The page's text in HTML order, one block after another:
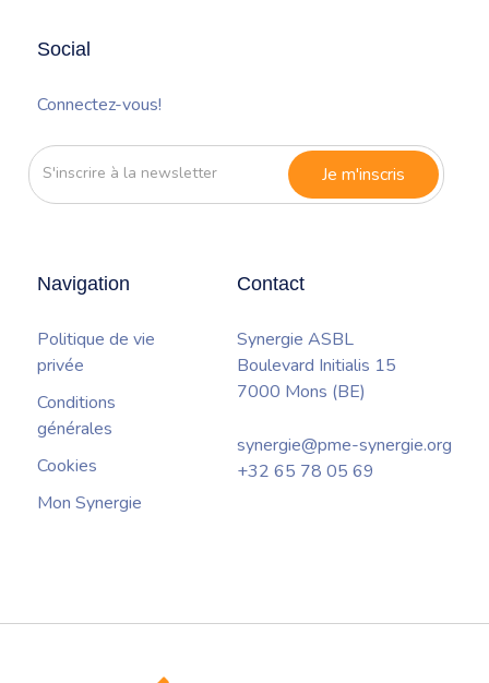
Navigation
Politique de vie
privée
Conditions
générales
Cookies
Mon Synergie
Social
Connectez-vous!
S'inscrire
à
Contact
Synergie ASBL
Boulevard Initialis 15
7000 Mons (BE)
synergie@pme-synergie.org
+32 65 78 05 69